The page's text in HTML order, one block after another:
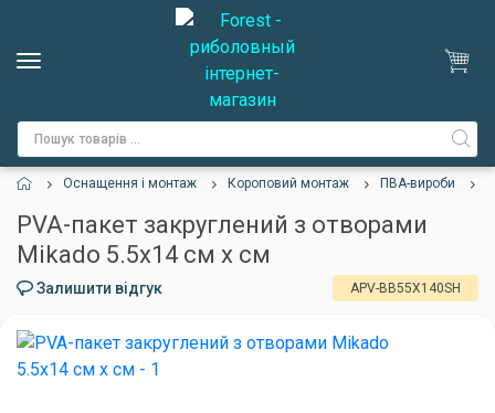
Оснащення і монтаж Короповий монтаж ПВА-вироби
PVA-пакет закруглений з отворами
Mikado 5.5х14 см х см
Залишити відгук APV-BB55X140SH